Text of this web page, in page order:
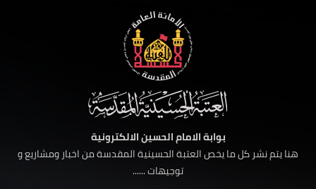
بوابة الامام الحسين الالكترونية
هنا يتم نشر كل ما يخص العتبة الحسينية المقدسة من اخبار ومشاريع و
توجيهات ......